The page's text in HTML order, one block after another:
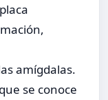
amígdalas.
se conoce